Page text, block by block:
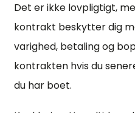
Det er ikke lovpligtigt,
kontrakt beskytter dig
varighed, betaling og
kontrakten hvis du
du har boet.